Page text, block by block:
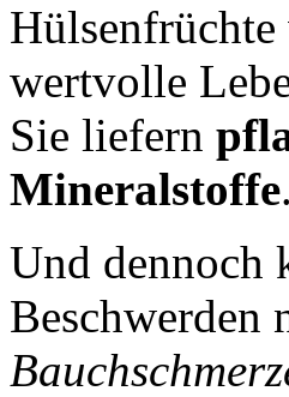
wertvolle
Sie liefern
Mineralstoffe.
Und dennoch
Beschwerden